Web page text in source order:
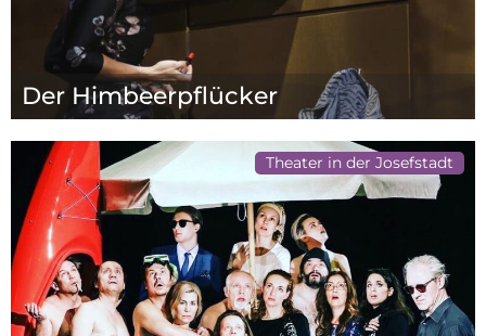
Der Himbeerpflücker
Theater in der Josefstadt